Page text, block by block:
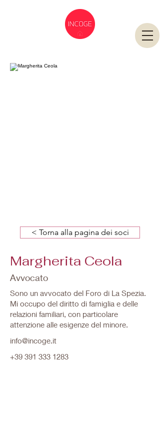
< Torna alla pagina dei soci
Margherita Ceola
Avvocato
Sono un avvocato del Foro di La Spezia.
Mi occupo del diritto di famiglia e delle
relazioni familiari, con particolare
attenzione alle esigenze del minore.
info@incoge.it
+39 391 333 1283